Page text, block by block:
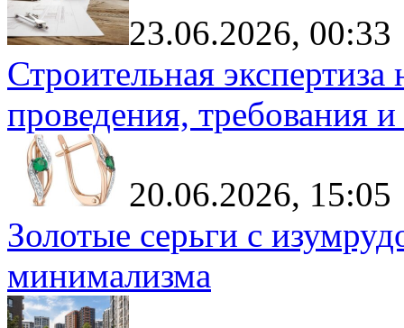
23.06.2026, 00:33
Строительная
проведения, требования
20.06.2026, 15:05
Золотые серьги с
минимализма